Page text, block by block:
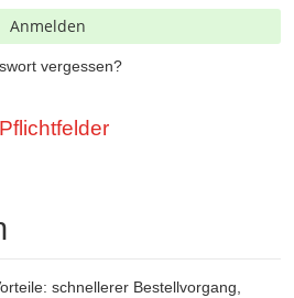
Anmelden
vergessen?
schnellerer Bestellvorgang,